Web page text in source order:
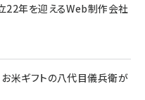
22年を迎えるWeb制作会社
米ギフトの八代目儀兵衛が